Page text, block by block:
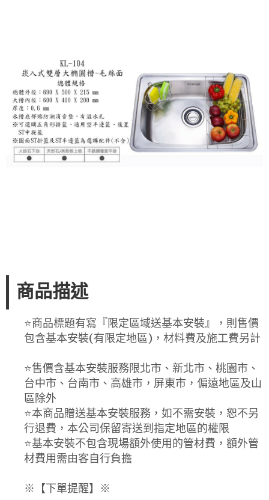
商品描述
⭐️商品標題有寫『限定區域送基本安裝』，則售價
包含基本安裝(有限定地區)，材料費及施工費另計
⭐️售價含基本安裝服務限北市、新北市、桃園市、
台中市、台南市、高雄市，屏東市，偏遠地區及山
區除外
⭐️本商品贈送基本安裝服務，如不需安裝，恕不另
行退費，本公司保留寄送到指定地區的權限
⭐️基本安裝不包含現場額外使用的管材費，額外管
材費用需由客自行負擔
※【下單提醒】※